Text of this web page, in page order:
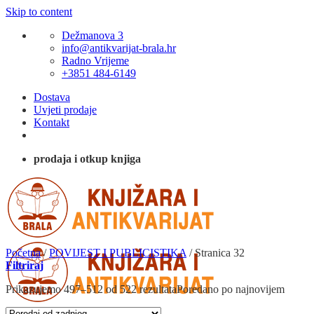
Skip to content
Dežmanova 3
info@antikvarijat-brala.hr
Radno Vrijeme
+3851 484-6149
Dostava
Uvjeti prodaje
Kontakt
prodaja i otkup knjiga
Početna / POVIJEST I PUBLICISTIKA /Stranica 32
Filtriraj
Prikazujemo 497–512 od 522 rezultataPoredano po najnovijem